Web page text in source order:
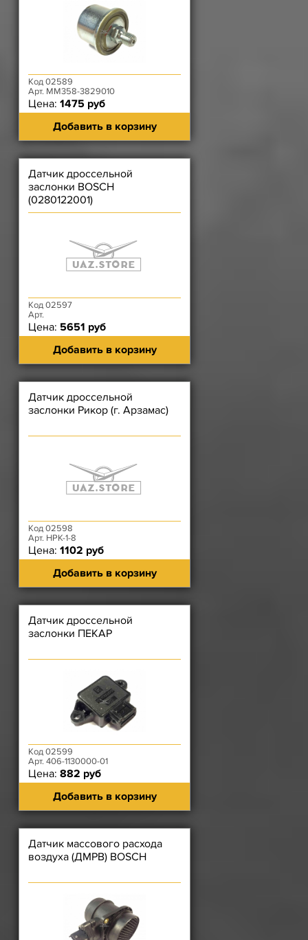
Код 02589
Арт. ММ358-3829010
Цена: 1475 руб
Добавить в корзину
Датчик дроссельной
заслонки BOSCH
(0280122001)
Код 02597
Арт.
Цена: 5651 руб
Добавить в корзину
Датчик дроссельной
заслонки Рикор (г. Арзамас)
Код 02598
Арт. НРК-1-8
Цена: 1102 руб
Добавить в корзину
Датчик дроссельной
заслонки ПЕКАР
Код 02599
Арт. 406-1130000-01
Цена: 882 руб
Добавить в корзину
Датчик массового расхода
воздуха (ДМРВ) BOSCH